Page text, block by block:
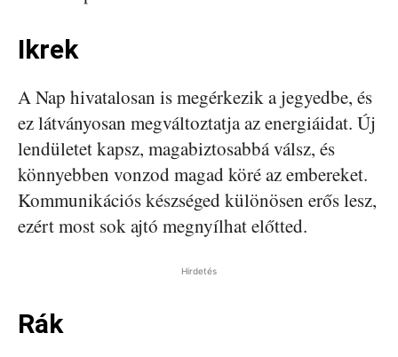
Ikrek
A Nap hivatalosan is megérkezik a jegyedbe, és
ez látványosan megváltoztatja az energiáidat. Új
lendületet kapsz, magabiztosabbá válsz, és
könnyebben vonzod magad köré az embereket.
Kommunikációs készséged különösen erős lesz,
ezért most sok ajtó megnyílhat előtted.
Hirdetés
Rák